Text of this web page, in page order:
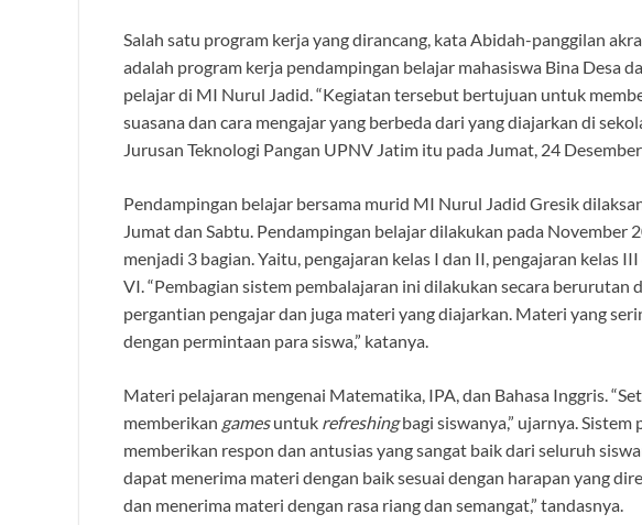
Salah satu program kerja yang dirancang, kata Abidah-panggilan
adalah program kerja pendampingan belajar mahasiswa Bina Desa
pelajar di MI Nurul Jadid. “Kegiatan tersebut bertujuan untuk
suasana dan cara mengajar yang berbeda dari yang diajarkan di
Jurusan Teknologi Pangan UPNV Jatim itu pada Jumat, 24
Pendampingan belajar bersama murid MI Nurul Jadid Gresik
Jumat dan Sabtu. Pendampingan belajar dilakukan pada November
menjadi 3 bagian. Yaitu, pengajaran kelas I dan II, pengajaran kelas
VI. “Pembagian sistem pembalajaran ini dilakukan secara berurutan
pergantian pengajar dan juga materi yang diajarkan. Materi yang
dengan permintaan para siswa,” katanya.
Materi pelajaran mengenai Matematika, IPA, dan Bahasa Inggris.
memberikan gamesuntuk refreshingbagi siswanya,” ujarnya.
memberikan respon dan antusias yang sangat baik dari seluruh
dapat menerima materi dengan baik sesuai dengan harapan yang
dan menerima materi dengan rasa riang dan semangat,” tandasnya.